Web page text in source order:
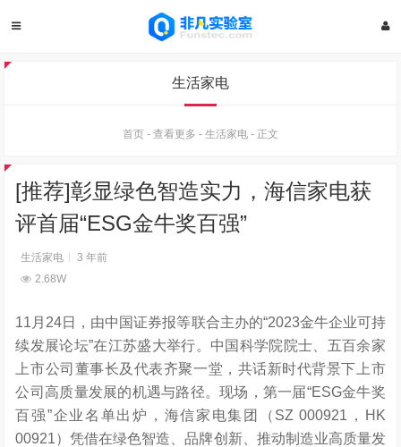
生活家电
首页 - 查看更多 - 生活家电 - 正文
[推荐]彰显绿色智造实力，海信家电获
评首届“ESG金牛奖百强”
生活家电
3 年前
2.68W
11月24日，由中国证券报等联合主办的“2023金牛企业可持
续发展论坛”在江苏盛大举行。 中国科学院院士、五百余家
上市公司 董事长及 代表齐聚一堂，共话新时代背景下上市
公司高质量发展的机遇与路径。现场，第一届“ESG金牛奖
百强”企业名单出炉， 海信家电集团（SZ 000921，HK
00921）凭借在绿色智造、品牌创新、推动制造业高质量发